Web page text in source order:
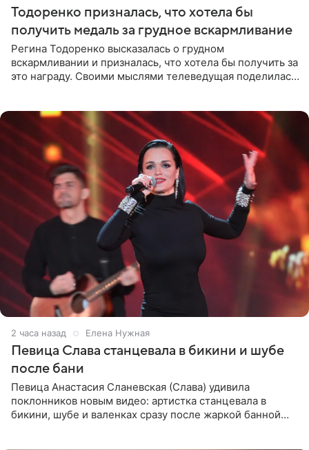
Тодоренко призналась, что хотела бы
получить медаль за грудное вскармливание
Регина Тодоренко высказалась о грудном
вскармливании и призналась, что хотела бы получить за
это награду. Своими мыслями телеведущая поделилась
2 часа назад Елена Нужная
Певица Слава станцевала в бикини и шубе
после бани
Певица Анастасия Сланевская (Слава) удивила
поклонников новым видео: артистка станцевала в
бикини, шубе и валенках сразу после жаркой банной